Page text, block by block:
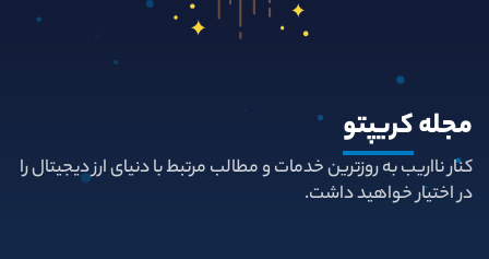
مجلهکریپتو
کنار نااریب به روزترین خدمات و مطالب مرتبط با دنیای ارز دیجیتال را
در اختیار خواهید داشت.